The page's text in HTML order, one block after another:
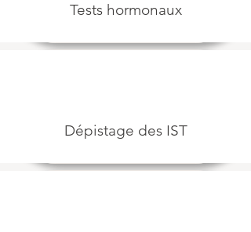
Tests hormonaux
Dépistage des IST